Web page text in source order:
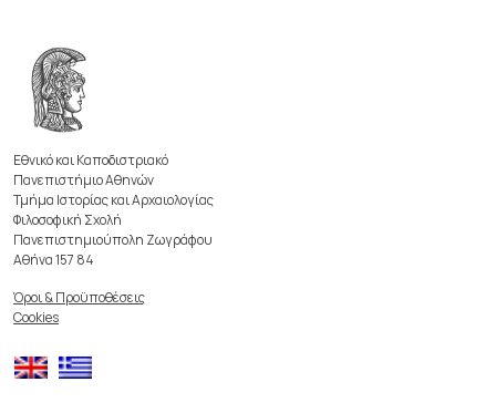
Εθνικό και Καποδιστριακό
Πανεπιστήμιο Αθηνών
Τμήμα Ιστορίας και Αρχαιολογίας
Φιλοσοφική Σχολή
Πανεπιστημιούπολη Ζωγράφου
Αθήνα 157 84
Όροι & Προϋποθέσεις
Cookies